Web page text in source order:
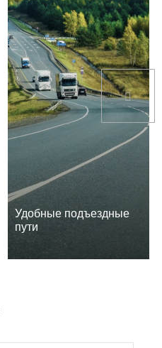
Удобные подъездные
пути